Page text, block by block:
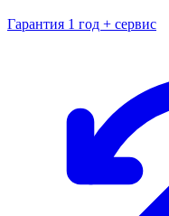
Гарантия 1 год + сервис